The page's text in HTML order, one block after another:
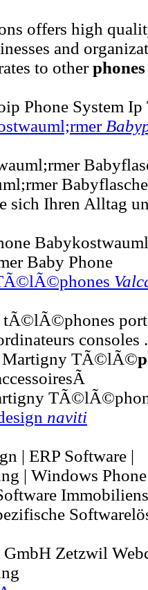
offers high
and
to otherphones
Phone System
sich Ihren Alltag
Baby Phone
consoles
Martigny TÃ©lÃ©
naviti
| ERP Software |
| Windows
Zetzwil